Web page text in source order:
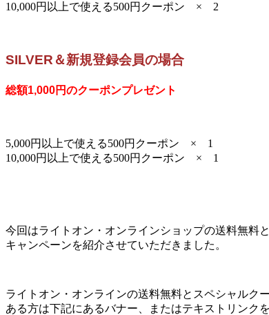
10,000円以上で使える500円クーポン × 2
SILVER＆新規登録会員の場合
総額1,000円のクーポンプレゼント
5,000円以上で使える500円クーポン × 1
10,000円以上で使える500円クーポン × 1
今回はライトオン・オンラインショップの送料無料
キャンペーンを紹介させていただきました。
ライトオン・オンラインの送料無料とスペシャルク
ある方は下記にあるバナー、またはテキストリンク